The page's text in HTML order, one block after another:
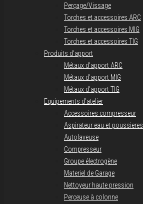
Perçage/Vissage
Torches et accessoires ARC
Torches et accessoires MIG
Torches et accessoires TIG
Produits d’apport
Métaux d’apport ARC
Métaux d’apport MIG
Métaux d’apport TIG
Equipements d’atelier
Accessoires compresseur
Aspirateur eau et poussieres
Autolaveuse
Compresseur
Groupe électrogène
Materiel de Garage
Nettoyeur haute pression
Perceuse à colonne